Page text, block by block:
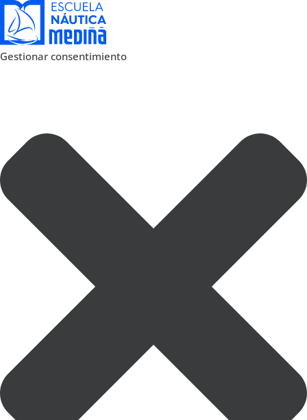
Gestionar consentimiento